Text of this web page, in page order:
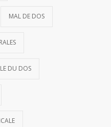
MAL DE DOS
DU DOS